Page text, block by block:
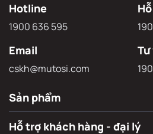
Hotline
1900 636 595
Email
cskh@mutosi.com
Sản phẩm
Hỗ trợ khách hàng - đại lý